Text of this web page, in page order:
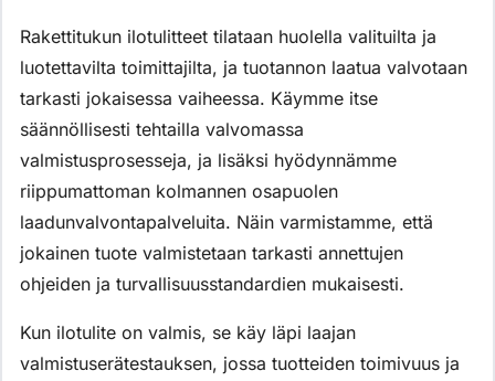
Rakettitukun ilotulitteet tilataan huolella valituilta ja
luotettavilta toimittajilta, ja tuotannon laatua valvotaan
tarkasti jokaisessa vaiheessa. Käymme itse
säännöllisesti tehtailla valvomassa
valmistusprosesseja, ja lisäksi hyödynnämme
riippumattoman kolmannen osapuolen
laadunvalvontapalveluita. Näin varmistamme, että
jokainen tuote valmistetaan tarkasti annettujen
ohjeiden ja turvallisuusstandardien mukaisesti.
Kun ilotulite on valmis, se käy läpi laajan
valmistuserätestauksen, jossa tuotteiden toimivuus ja